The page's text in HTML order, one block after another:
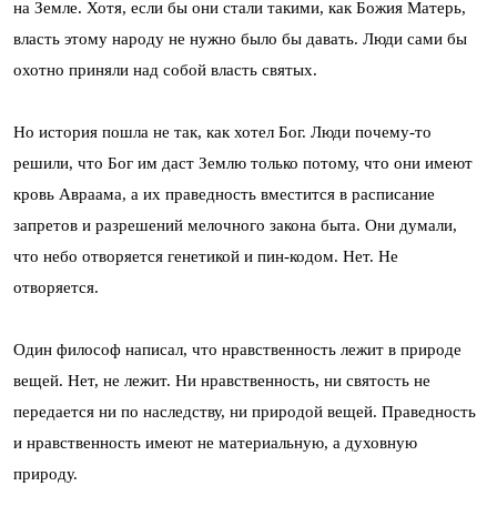
на Земле. Хотя, если бы они стали такими, как Божия Матерь,
власть этому народу не нужно было бы давать. Люди сами бы
охотно приняли над собой власть святых.
Но история пошла не так, как хотел Бог. Люди почему-то
решили, что Бог им даст Землю только потому, что они имеют
кровь Авраама, а их праведность вместится в расписание
запретов и разрешений мелочного закона быта. Они думали,
что небо отворяется генетикой и пин-кодом. Нет. Не
отворяется.
Один философ написал, что нравственность лежит в природе
вещей. Нет, не лежит. Ни нравственность, ни святость не
передается ни по наследству, ни природой вещей. Праведность
и нравственность имеют не материальную, а духовную
природу.